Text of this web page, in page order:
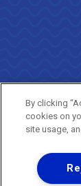
By clicking
cookies on
site usage,